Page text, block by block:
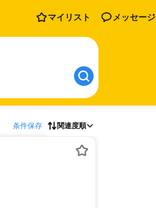
マイリスト メッセージ
条件保存 関連度順